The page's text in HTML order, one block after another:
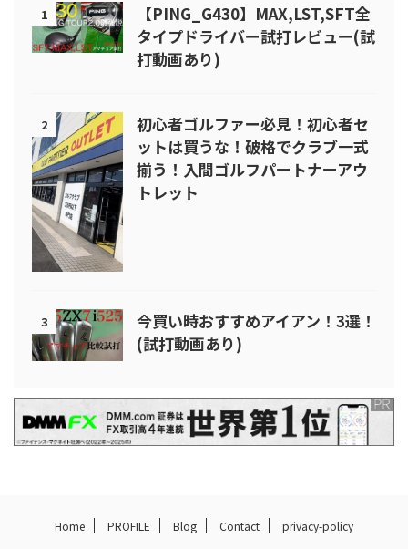
1
【PING_G430】MAX,LST,SFT全
タイプドライバー試打レビュー(試
打動画あり)
2
初心者ゴルファー必見！初心者セ
ットは買うな！破格でクラブ一式
揃う！入間ゴルフパートナーアウ
トレット
3
今買い時おすすめアイアン！3選！
(試打動画あり)
Home PROFILE Blog Contact privacy-policy